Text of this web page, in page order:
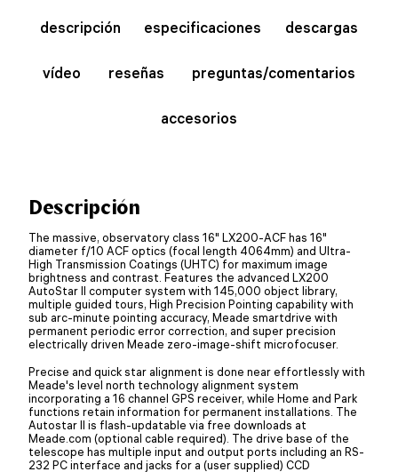
descripción especificaciones descargas
vídeo reseñas preguntas/comentarios
accesorios
Descripción
The massive, observatory class 16" LX200-ACF has 16"
diameter f/10 ACF optics (focal length 4064mm) and Ultra-
High Transmission Coatings (UHTC) for maximum image
brightness and contrast. Features the advanced LX200
AutoStar II computer system with 145,000 object library,
multiple guided tours, High Precision Pointing capability with
sub arc-minute pointing accuracy, Meade smartdrive with
permanent periodic error correction, and super precision
electrically driven Meade zero-image-shift microfocuser.
Precise and quick star alignment is done near effortlessly with
Meade's level north technology alignment system
incorporating a 16 channel GPS receiver, while Home and Park
functions retain information for permanent installations. The
Autostar II is flash-updatable via free downloads at
Meade.com (optional cable required). The drive base of the
telescope has multiple input and output ports including an RS-
232 PC interface and jacks for a (user supplied) CCD